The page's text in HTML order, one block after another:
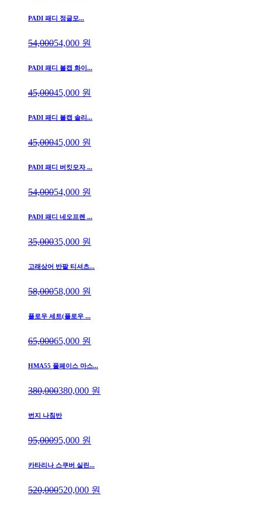
PADI 패디 정글모...
54,00054,000 원
PADI 패디 볼캡 화이...
45,00045,000 원
PADI 패디 볼캡 솔리...
45,00045,000 원
PADI 패디 버킷모자 ...
54,00054,000 원
PADI 패디 네오프렌 ...
35,00035,000 원
고래상어 반팔 티셔츠...
58,00058,000 원
플로우 세트(플로우 ...
65,00065,000 원
HMA55 풀페이스 마스...
380,000380,000 원
번지 나침반
95,00095,000 원
카타리나 스쿠버 실린...
520,000520,000 원